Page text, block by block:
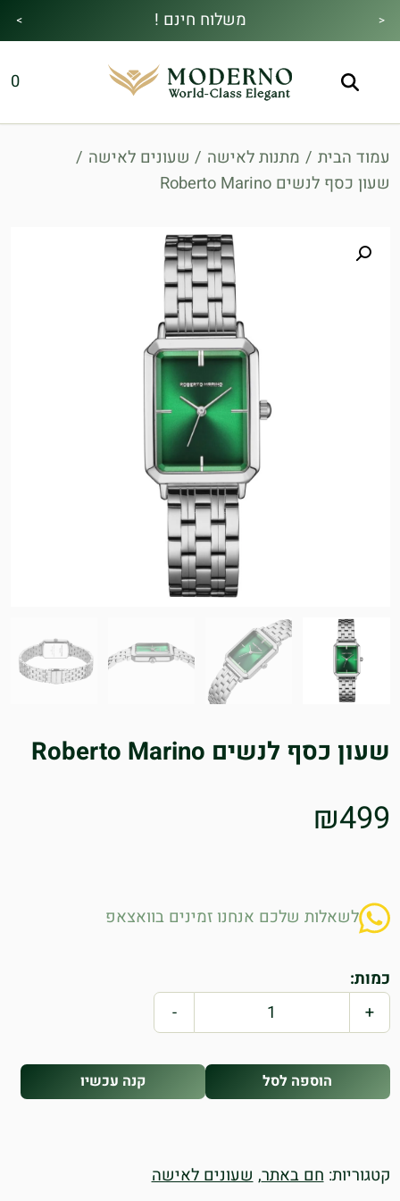
< משלוח חינם !
מתנה מיוחדת בכל בקנייה !
הנחה!בהקשת קוד קופון👇
>
0
עמוד הבית / מתנות לאישה / שעונים לאישה /
שעון כסף לנשים Roberto Marino
שעון כסף לנשים Roberto Marino
₪499
לשאלות שלכם אנחנו זמינים בוואצאפ
כמות:
+
-
הוספה לסל קנה עכשיו
קטגוריות:חם באתר,שעונים לאישה